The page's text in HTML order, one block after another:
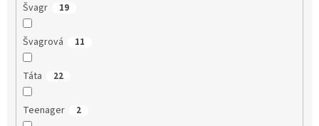
Švagr 19
Švagrová 11
Táta 22
Teenager 2